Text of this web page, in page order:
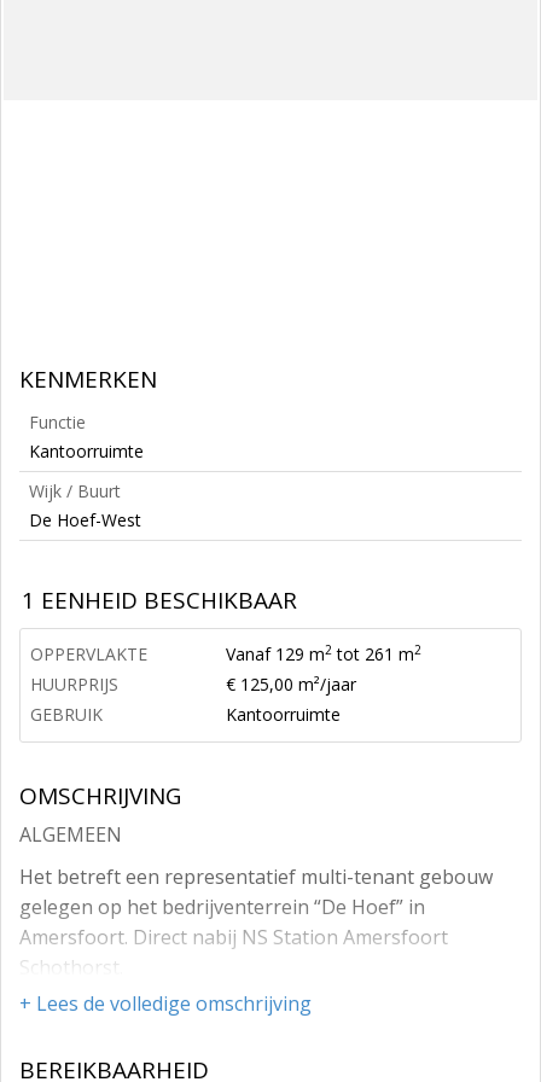
KENMERKEN
Functie
Kantoorruimte
Wijk / Buurt
De Hoef-West
1 EENHEID BESCHIKBAAR
OPPERVLAKTE Vanaf 129 m2 tot 261 m2
HUURPRIJS
€ 125,00 m²/jaar
GEBRUIK
Kantoorruimte
OMSCHRIJVING
ALGEMEEN
Het betreft een representatief multi-tenant gebouw
gelegen op het bedrijventerrein “De Hoef” in
Amersfoort. Direct nabij NS Station Amersfoort
Schothorst.
Het gebouw is gelegen in het huidige kantorengebied
getransformeerd tot een levendige stadswijk, waarbij
+ Lees de volledige omschrijving
BEREIKBAARHEID